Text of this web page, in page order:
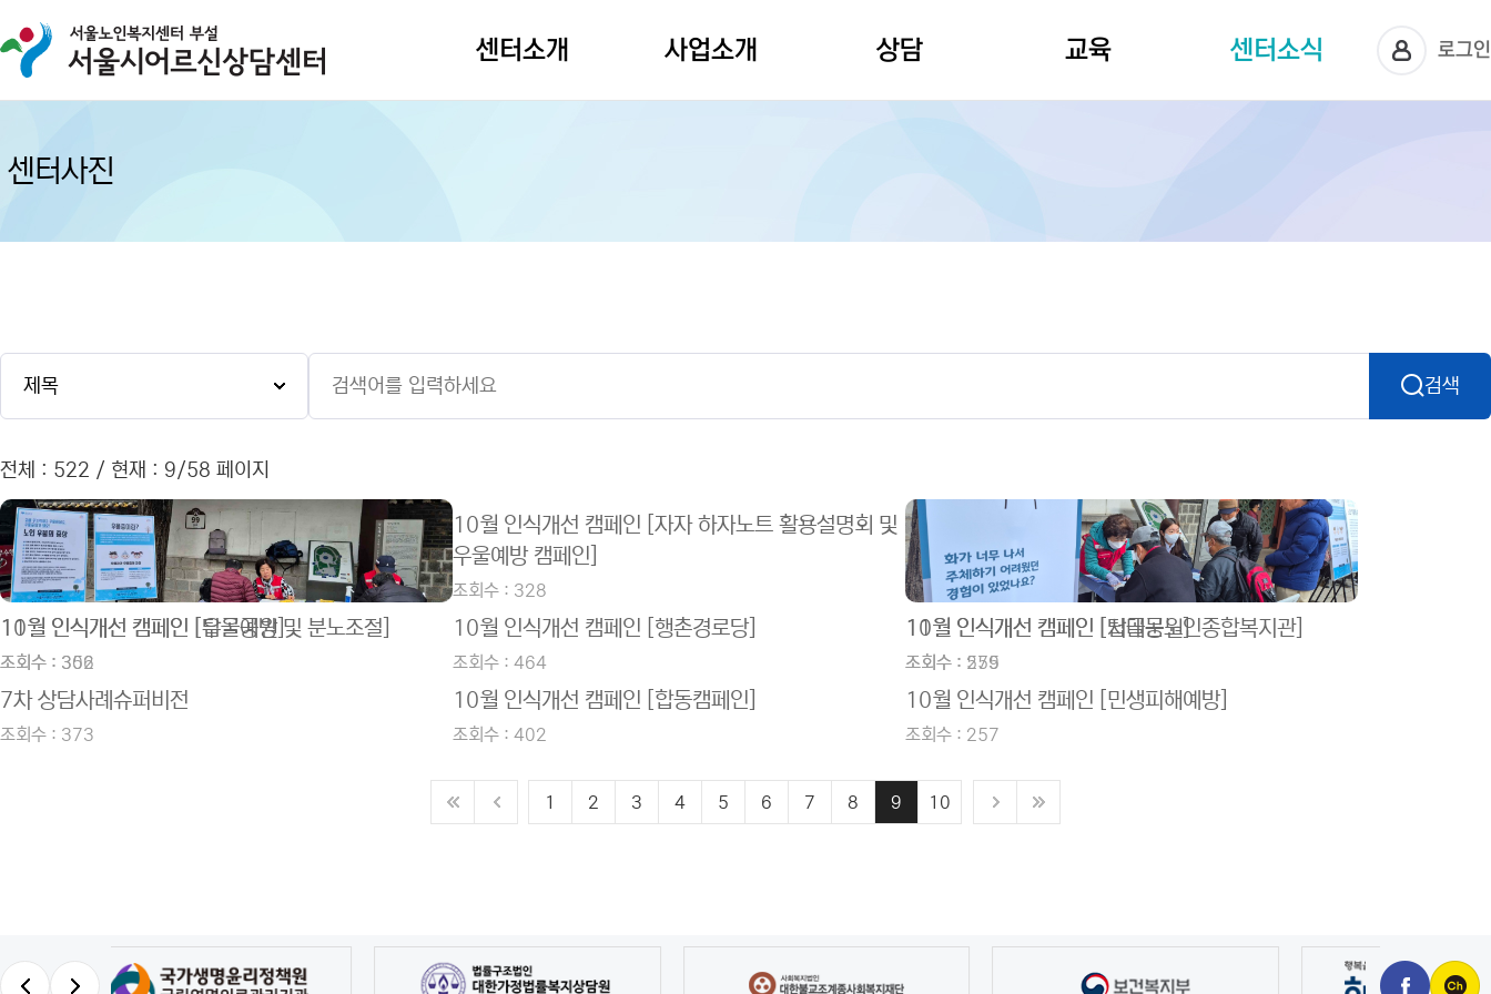
센터소개
조직도
사업소개
기획상담
상담
온라인상담신청
교육 센터소식
상담정보
로그인
센터사진
검색
전체 : 522 / 현재 : 9/58 페이지
11월 인식개선 캠페인 [탑골공원]
조회수 : 352
10월 인식개선 캠페인 [자자 하자노트 활용설명회 및
우울예방 캠페인]
조회수 : 328
11월 인식개선 캠페인 [탑골공원]
조회수 : 279
10월 인식개선 캠페인 [우울예방 및 분노조절]
조회수 : 306
10월 인식개선 캠페인 [행촌경로당]
조회수 : 464
10월 인식개선 캠페인 [서대문노인종합복지관]
조회수 : 555
7차 상담사례슈퍼비전
조회수 : 373
10월 인식개선 캠페인 [합동캠페인]
조회수 : 402
10월 인식개선 캠페인 [민생피해예방]
조회수 : 257
1 2 3 4 5 6 7 8 9 10